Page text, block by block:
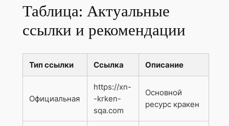
Таблица: Актуальные
ссылки и рекомендации
Тип ссылки Ссылка Описание
Официальная
https://xn-
-krken-
sqa.com
Основной
ресурс кракен